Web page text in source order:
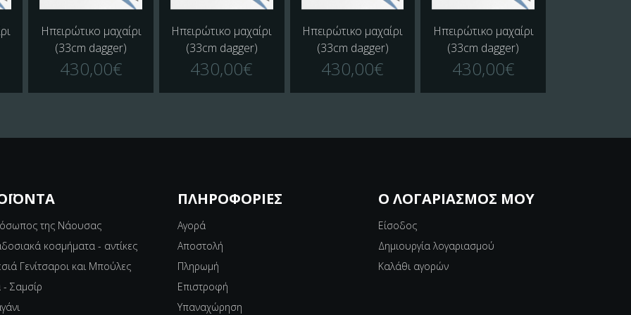
Ηπειρώτικο μαχαίρι
(33cm dagger)
430,00€
Ηπειρώτικο μαχαίρι
(33cm dagger)
430,00€
Ηπειρώτικο μαχαίρι
(33cm dagger)
430,00€
Ηπειρώτικο μαχαίρι
(33cm dagger)
430,00€
της Νάουσας
κοσμήματα - αντίκες
Γενίτσαροι και Μπούλες
Σαμσίρ
ΠΛΗΡΟΦΟΡΊΕΣ
Αγορά
Αποστολή
Πληρωμή
Επιστροφή
Υπαναχώρηση
Ο ΛΟΓΑΡΙΑΣΜΌΣ ΜΟΥ
Είσοδος
Δημιουργία λογαριασμού
Καλάθι αγορών